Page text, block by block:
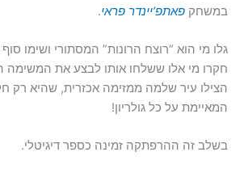
במשחק פאתפ’יינדר פראי.
גלו מי הוא “רוצח הרונות” המסתורי ושימו
חקרו מי אלו ששלחו אותו לבצע את המשימה
הצילו עיר שלמה ממזימה אכזרית, שהיא רק
המאיימת על כל גולריון!
בשלב זה ההרפתקה זמינה כספר דיגיטלי.